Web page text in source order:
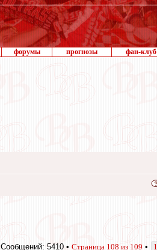
форумы прогнозы фан-клуб
Сообщений: 5410 • Страница 108 из 109 • 1